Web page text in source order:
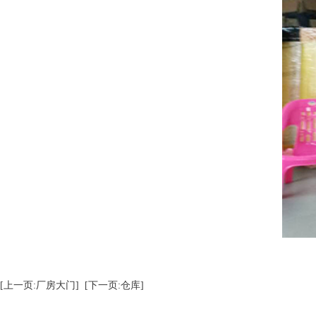
[上一页:厂房大门] [下一页:仓库]